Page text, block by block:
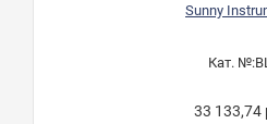
Sunny
Кат. №:
33 133,74